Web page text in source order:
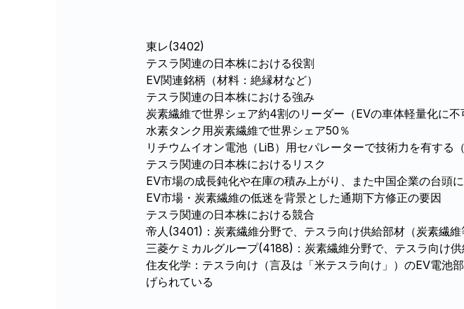
東レ(3402)
テスラ関連の日本株における役割
EV関連銘柄（材料：絶縁材など）
テスラ関連の日本株における強み
炭素繊維で世界シェア約4割のリーダー（EVの車体軽量化に不
水素タンク用炭素繊維で世界シェア50％
リチウムイオン電池（LiB）用セパレーターで技術力を有する
テスラ関連の日本株におけるリスク
EV市場の成長鈍化や在庫の積み上がり、また中国企業の台頭
EV市場・炭素繊維の低迷を背景とした通期下方修正の要因
テスラ関連の日本株における競合
帝人(3401)：炭素繊維分野で、テスラ向け供給部材（炭素繊
三菱ケミカルグループ(4188)：炭素繊維分野で、テスラ向け
住友化学：テスラ向け（言及は「米テスラ向け」）のEV電池
げられている